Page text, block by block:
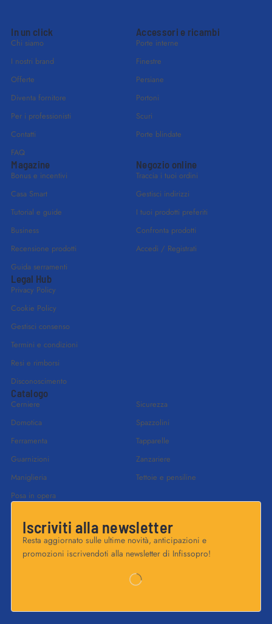
In un click
Chi siamo
I nostri brand
Offerte
Diventa fornitore
Per i professionisti
Contatti
FAQ
Accessori e ricambi
Porte interne
Finestre
Persiane
Portoni
Scuri
Porte blindate
Magazine
Bonus e incentivi
Casa Smart
Tutorial e guide
Business
Recensione prodotti
Guida serramenti
Negozio online
Traccia i tuoi ordini
Gestisci indirizzi
I tuoi prodotti preferiti
Confronta prodotti
Accedi / Registrati
Legal Hub
Privacy Policy
Cookie Policy
Gestisci consenso
Termini e condizioni
Resi e rimborsi
Disconoscimento
Catalogo
Cerniere
Domotica
Ferramenta
Guarnizioni
Maniglieria
Posa in opera
Sicurezza
Spazzolini
Tapparelle
Zanzariere
Tettoie e pensiline
Iscriviti alla newsletter
Resta aggiornato sulle ultime novità, anticipazioni e
promozioni iscrivendoti alla newsletter di Infissopro!